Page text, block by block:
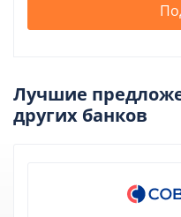
Лучшие
других банков